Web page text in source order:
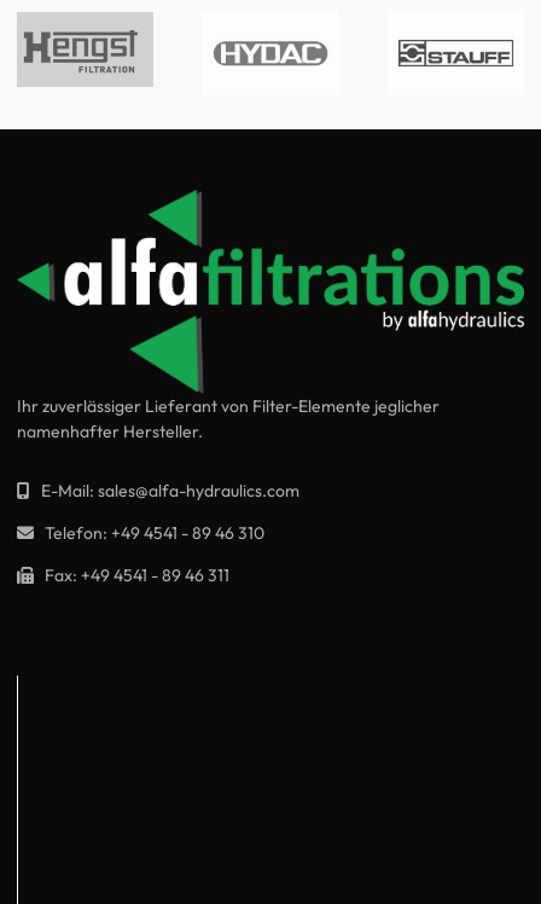
Ihr zuverlässiger Lieferant von Filter-Elemente jeglicher
namenhafter Hersteller.
E-Mail: sales@alfa-hydraulics.com
Telefon: +49 4541 - 89 46 310
Fax: +49 4541 - 89 46 311